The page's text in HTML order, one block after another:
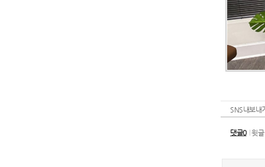
SNS내보내
댓글0 윗글